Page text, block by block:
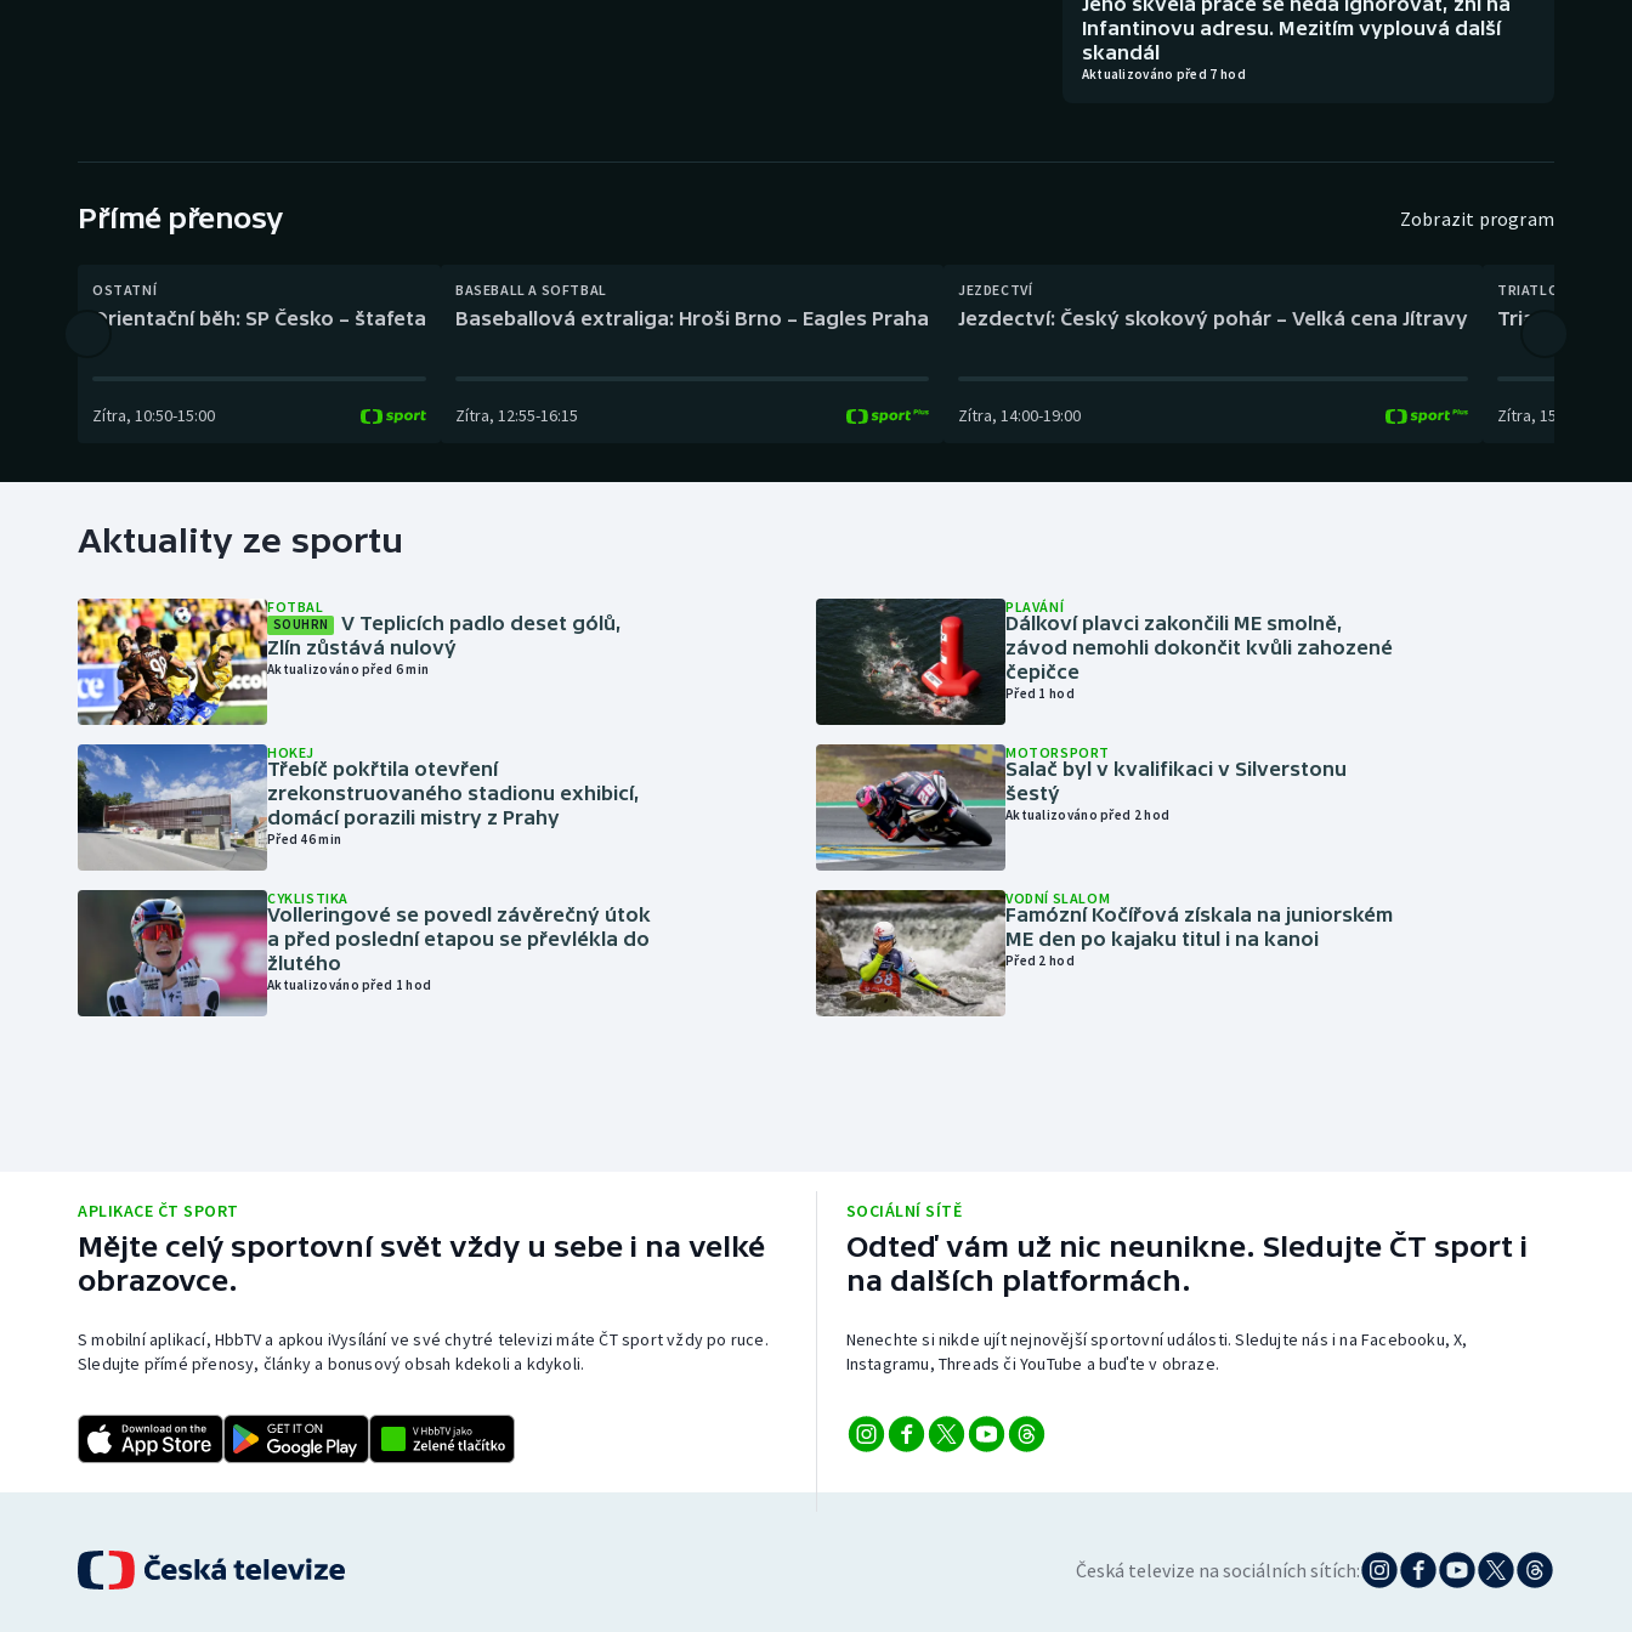
Gymnastika
Infantinovu adresu. Mezitím vyplouvá další
skandál
Aktualizováno před 7 hod
Přímé přenosy Zobrazit program
OSTATNÍ
Orientační běh: SP Česko – štafeta
Zítra, 10:50-15:00
BASEBALL A SOFTBAL
Baseballová extraliga: Hroši Brno – Eagles Praha
Zítra, 12:55-16:15
JEZDECTVÍ
Jezdectví: Český skokový pohár – Velká cena Jítravy
Zítra, 14:00-19:00
TRIATLON
Triatlon:
Zítra, 15:00
Aktuality ze sportu
FOTBAL
SOUHRN
V Teplicích padlo deset gólů,
Zlín zůstává nulový
Aktualizováno před 6 min
HOKEJ
Třebíč pokřtila otevření
zrekonstruovaného stadionu exhibicí,
domácí porazili mistry z Prahy
Před 46 min
CYKLISTIKA
Volleringové se povedl závěrečný útok
a před poslední etapou se převlékla do
žlutého
Aktualizováno před 1 hod
PLAVÁNÍ
Dálkoví plavci zakončili ME smolně,
závod nemohli dokončit kvůli zahozené
čepičce
Před 1 hod
MOTORSPORT
Salač byl v kvalifikaci v Silverstonu
šestý
Aktualizováno před 2 hod
VODNÍ SLALOM
Famózní Kočířová získala na juniorském
ME den po kajaku titul i na kanoi
Před 2 hod
APLIKACE ČT SPORT
Mějte celý sportovní svět vždy u sebe i na velké
obrazovce.
S mobilní aplikací, HbbTV a apkou iVysílání ve své chytré televizi máte ČT sport vždy po ruce.
Sledujte přímé přenosy, články a bonusový obsah kdekoli a kdykoli.
SOCIÁLNÍ SÍTĚ
Odteď vám už nic neunikne. Sledujte ČT sport i
na dalších platformách.
Nenechte si nikde ujít nejnovější sportovní události. Sledujte nás i na Facebooku, X,
Instagramu, Threads či YouTube a buďte v obraze.
Česká televize na sociálních sítích: